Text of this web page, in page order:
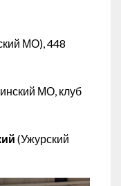
МО), 448
МО, клуб
(Ужурский